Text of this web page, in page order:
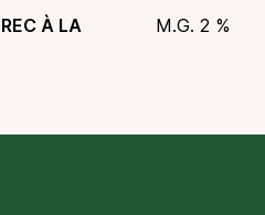
À LA M.G. 2 %